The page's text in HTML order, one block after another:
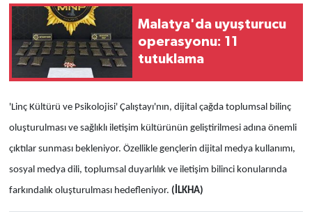
Malatya'da uyuşturucu
operasyonu: 11
tutuklama
'Linç Kültürü ve Psikolojisi' Çalıştayı'nın, dijital çağda toplumsal bilinç
oluşturulması ve sağlıklı iletişim kültürünün geliştirilmesi adına önemli
çıktılar sunması bekleniyor. Özellikle gençlerin dijital medya kullanımı,
sosyal medya dili, toplumsal duyarlılık ve iletişim bilinci konularında
farkındalık oluşturulması hedefleniyor. (İLKHA)